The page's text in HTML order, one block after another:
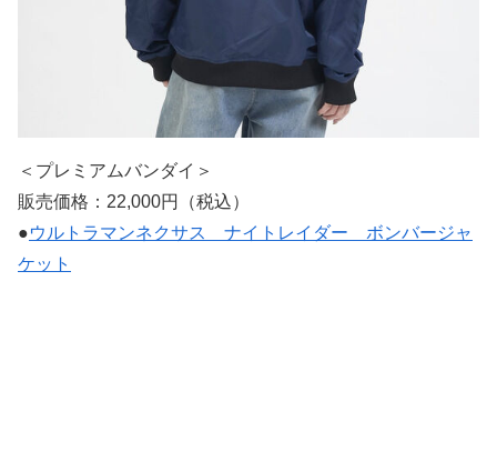
＜プレミアムバンダイ＞
販売価格：22,000円（税込）
●ウルトラマンネクサス ナイトレイダー ボンバージャ
ケット